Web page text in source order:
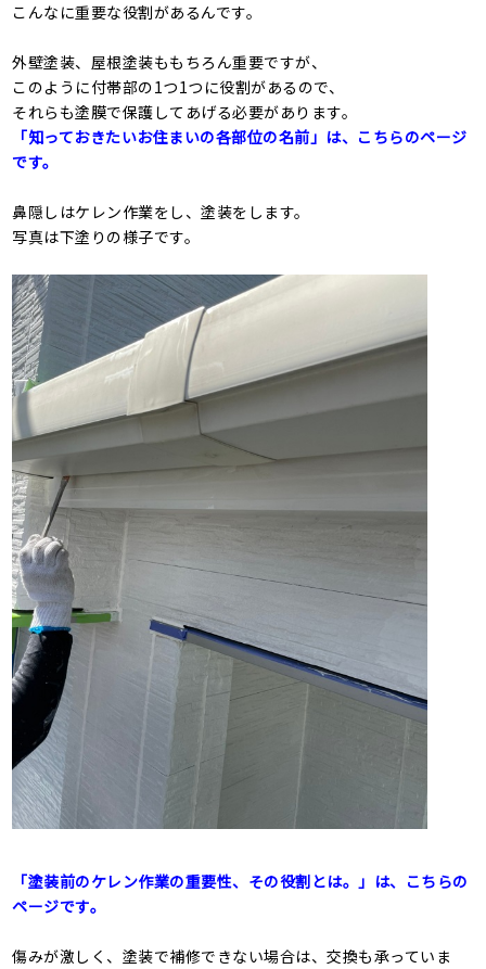
こんなに重要な役割があるんです。
外壁塗装、屋根塗装ももちろん重要ですが、
このように付帯部の1つ1つに役割があるので、
それらも塗膜で保護してあげる必要があります。
「知っておきたいお住まいの各部位の名前」は、こちらのページ
です。
鼻隠しはケレン作業をし、塗装をします。
写真は下塗りの様子です。
「塗装前のケレン作業の重要性、その役割とは。」は、こちらの
ページです。
傷みが激しく、塗装で補修できない場合は、交換も承っていま